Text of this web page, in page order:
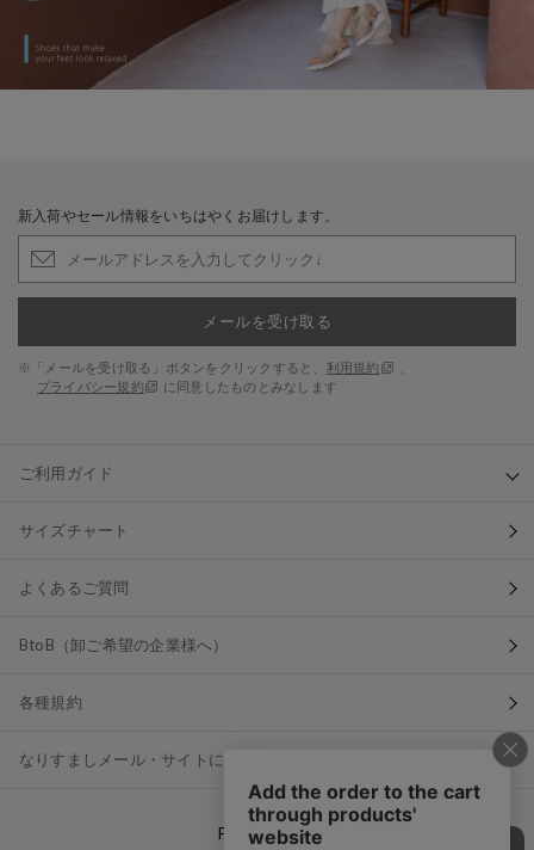
新入荷やセール情報をいちはやくお届けします。
メールを受け取る
※「メールを受け取る」ボタンをクリックすると、 利用規約
プライバシー規約
に同意したものとみなします
ご利用ガイド
サイズチャート
よくあるご質問
BtoB（卸ご希望の企業様へ）
各種規約
なりすましメール・サイトにご注意ください
FOLLOW US